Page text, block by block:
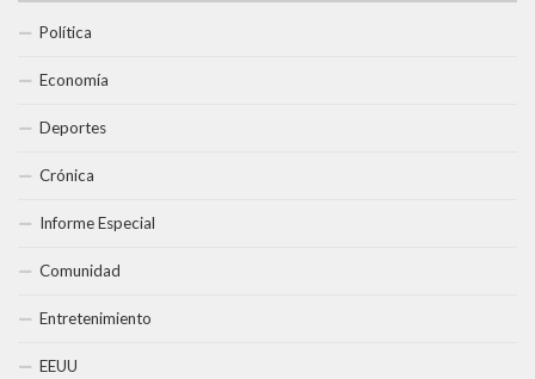
Política
Economía
Deportes
Crónica
Informe Especial
Comunidad
Entretenimiento
EEUU